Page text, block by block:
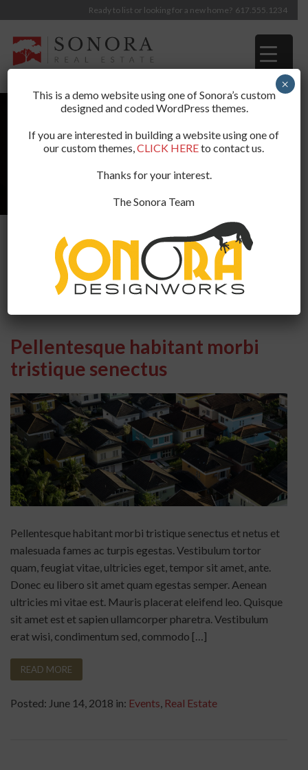
Ready to list or looking for a new home? 617.555.1234
Blog
Pellentesque habitant morbi
tristique senectus
Pellentesque habitant morbi tristique senectus et netus et
malesuada fames ac turpis egestas. Vestibulum tortor
quam, feugiat vitae, ultricies eget, tempor sit amet, ante.
Donec eu libero sit amet quam egestas semper. Aenean
ultricies mi vitae est. Mauris placerat eleifend leo. Quisque
sit amet est et sapien ullamcorper pharetra. Vestibulum
erat wisi, condimentum sed, commodo […]
READ MORE
Posted: June 14, 2018 in: Events, Real Estate
This is a demo website using one of Sonora’s custom
designed and coded WordPress themes.
If you are interested in building a website using one of
our custom themes,CLICK HEREto contact us.
Thanks for your interest.
The Sonora Team
×